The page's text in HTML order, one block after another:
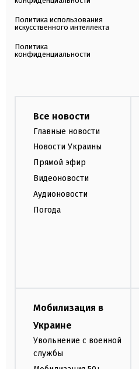
Политика использования
искусственного интеллекта
Политика
конфиденциальности
Все новости
Главные новости
Новости Украины
Прямой эфир
Видеоновости
Аудионовости
Погода
Мобилизация в
Украине
Увольнение с военной
службы